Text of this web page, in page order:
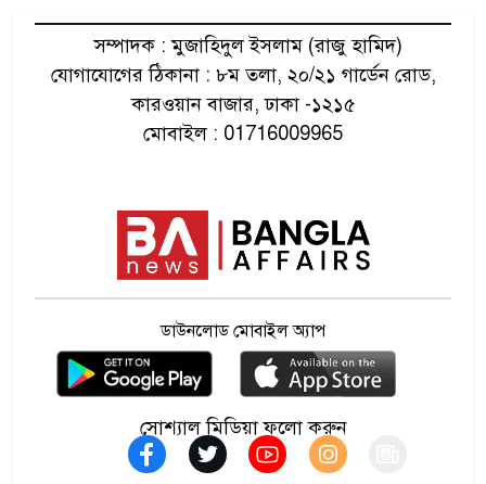
ববিতে শিবির করায় মারধর, চাকরি
হারানোর অভিযোগ
বাড়িতে হামলা
ক্ষমা চেয়েও ফিফার শীর্ষ পদে
থাকছেন ইনফান্তিনো
৮
মিয়ানমারের গৃহযুদ্ধে শান্তি
আলোচনার বিরল সুযোগ
ফর্সা হওয়ার ক্রিমে ভয়ংকর বিষ,
সম্পাদক : মুজাহিদুল ইসলাম (রাজু হামিদ)
যোগাযোগের ঠিকানা : ৮ম তলা, ২০/২১ গার্ডেন রোড,
কারওয়ান বাজার, ঢাকা -১২১৫
মোবাইল : 01716009965
ডাউনলোড মোবাইল অ্যাপ
সোশ্যাল মিডিয়া ফলো করুন